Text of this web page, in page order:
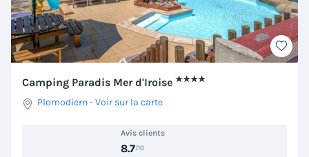
Camping Paradis Mer d'Iroise ★★★★
Plomodiern-Voir sur la carte
Avis clients
8.7/10